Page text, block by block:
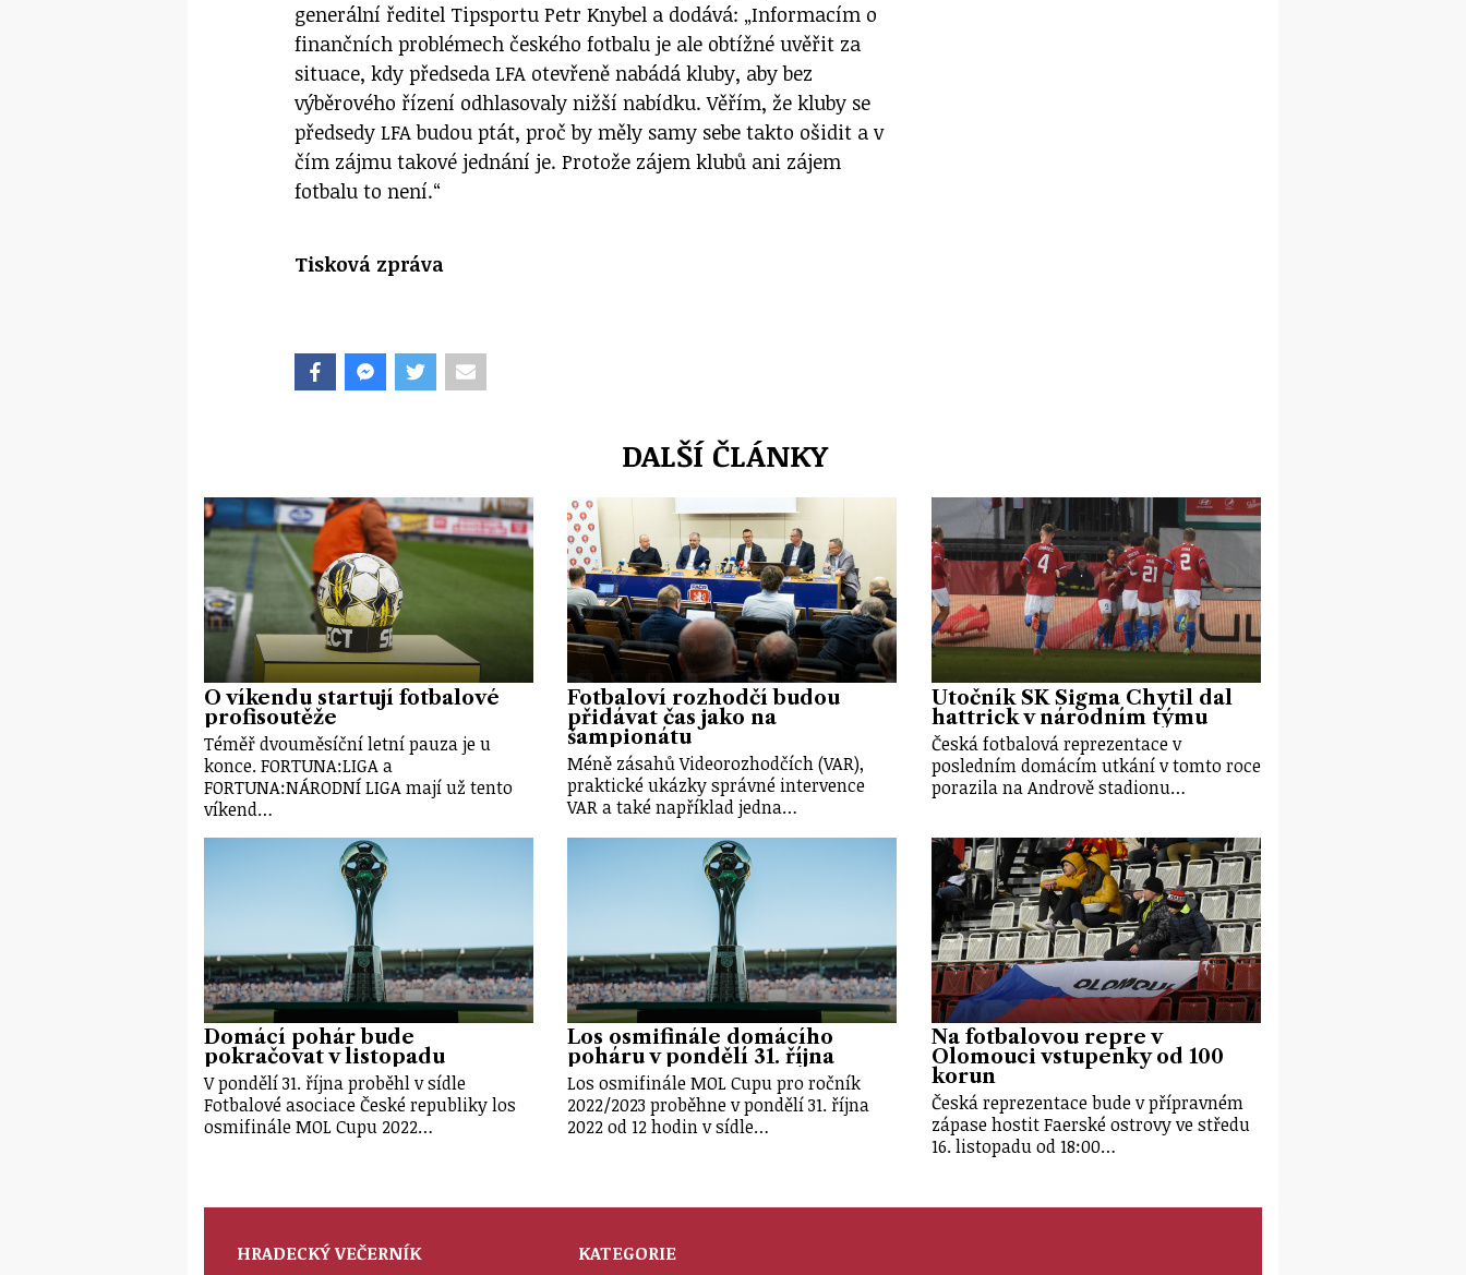
generální ředitel Tipsportu Petr Knybel a dodává: „Informacím o
finančních problémech českého fotbalu je ale obtížné uvěřit za
situace, kdy předseda LFA otevřeně nabádá kluby, aby bez
výběrového řízení odhlasovaly nižší nabídku. Věřím, že kluby se
předsedy LFA budou ptát, proč by měly samy sebe takto ošidit a v
čím zájmu takové jednání je. Protože zájem klubů ani zájem
fotbalu to není.“
Tisková zpráva
DALŠÍ ČLÁNKY
O víkendu startují fotbalové
profisoutěže
Téměř dvouměsíční letní pauza je u
konce. FORTUNA:LIGA a
FORTUNA:NÁRODNÍ LIGA mají už tento
víkend…
Fotbaloví rozhodčí budou
přidávat čas jako na
šampionátu
Méně zásahů Videorozhodčích (VAR),
praktické ukázky správné intervence
VAR a také například jedna…
Útočník SK Sigma Chytil dal
hattrick v národním týmu
Česká fotbalová reprezentace v
posledním domácím utkání v tomto roce
porazila na Andrově stadionu…
Domácí pohár bude
pokračovat v listopadu
V pondělí 31. října proběhl v sídle
Fotbalové asociace České republiky los
osmifinále MOL Cupu 2022…
Los osmifinále domácího
poháru v pondělí 31. října
Los osmifinále MOL Cupu pro ročník
2022/2023 proběhne v pondělí 31. října
2022 od 12 hodin v sídle…
Na fotbalovou repre v
Olomouci vstupenky od 100
korun
Česká reprezentace bude v přípravném
zápase hostit Faerské ostrovy ve středu
16. listopadu od 18:00…
HRADECKÝ VEČERNÍK KATEGORIE